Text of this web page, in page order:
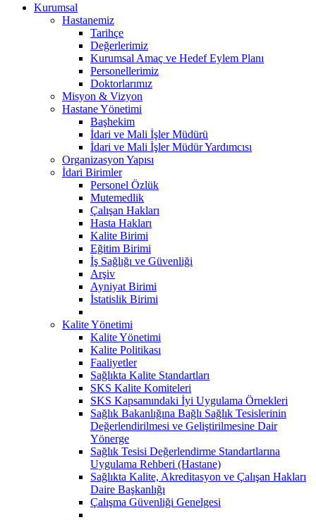
Kurumsal
Hastanemiz
Tarihçe
Değerlerimiz
Kurumsal Amaç ve Hedef Eylem Planı
Personellerimiz
Doktorlarımız
Misyon & Vizyon
Hastane Yönetimi
Başhekim
İdari ve Mali İşler Müdürü
İdari ve Mali İşler Müdür Yardımcısı
Organizasyon Yapısı
İdari Birimler
Personel Özlük
Mutemedlik
Çalışan Hakları
Hasta Hakları
Kalite Birimi
Eğitim Birimi
İş Sağlığı ve Güvenliği
Arşiv
Ayniyat Birimi
İstatislik Birimi
Kalite Yönetimi
Kalite Yönetimi
Kalite Politikası
Faaliyetler
Sağlıkta Kalite Standartları
SKS Kalite Komiteleri
SKS Kapsamındaki İyi Uygulama Örnekleri
Sağlık Bakanlığına Bağlı Sağlık Tesislerinin
Değerlendirilmesi ve Geliştirilmesine Dair
Yönerge
Sağlık Tesisi Değerlendirme Standartlarına
Uygulama Rehberi (Hastane)
Sağlıkta Kalite, Akreditasyon ve Çalışan Hakları
Daire Başkanlığı
Çalışma Güvenliği Genelgesi